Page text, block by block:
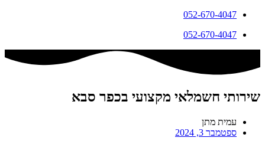
052-670-4047
052-670-4047
שירותי חשמלאי מקצועי בכפר סבא
עמית מתן
ספטמבר 3, 2024